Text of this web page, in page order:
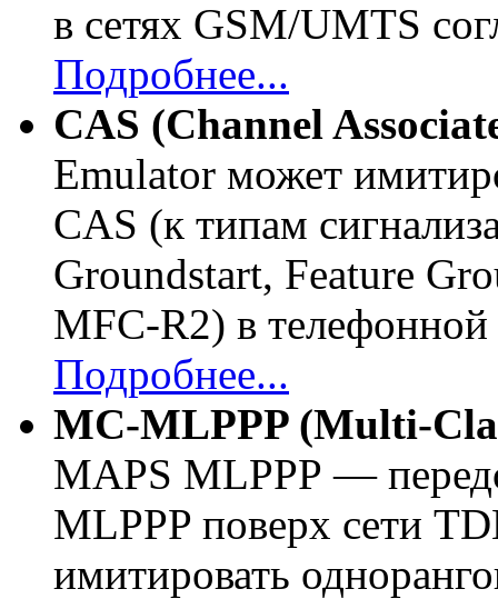
в сетях GSM/UMTS
Подробнее...
CAS (Channel
Emulator может
CAS (к типам
Groundstart, Feature
MFC-R2) в телефонной
Подробнее...
MC-MLPPP(Multi-
MAPS MLPPP —
MLPPP поверх сети
имитировать